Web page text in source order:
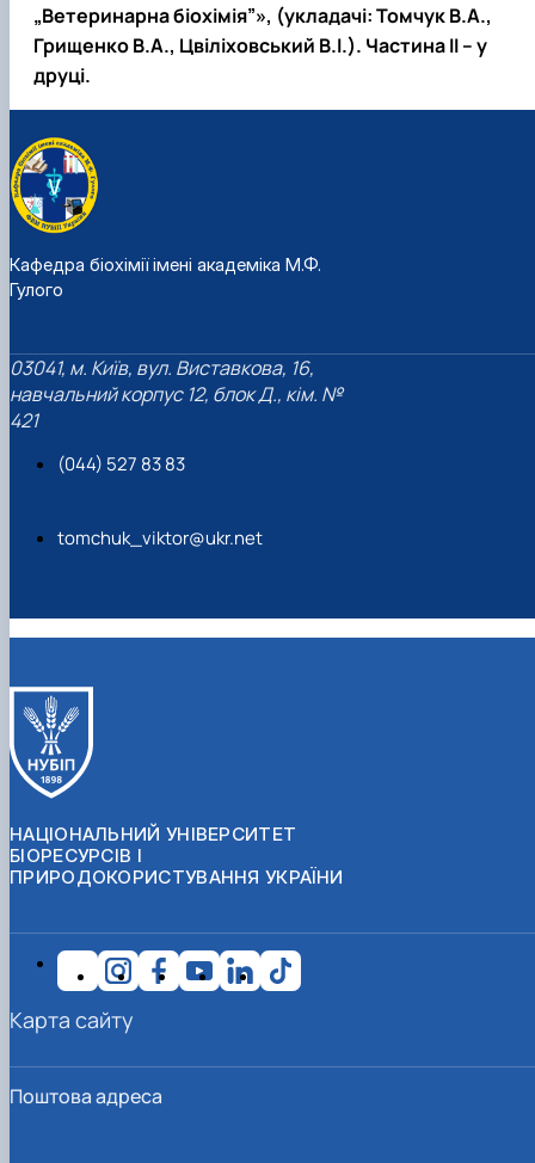
„Ветеринарна біохімія”», (укладачі: Томчук В.А.,
Грищенко В.А., Цвіліховський В.І.). Частина II – у
друці.
Кафедра біохімії імені академіка М.Ф.
Гулого
03041, м. Київ, вул. Виставкова, 16,
навчальний корпус 12, блок Д., кім. №
421
(044) 527 83 83
tomchuk_viktor@ukr.net
НАЦІОНАЛЬНИЙ УНІВЕРСИТЕТ
БІОРЕСУРСІВ І
ПРИРОДОКОРИСТУВАННЯ УКРАЇНИ
Поштова адреса
Карта сайту